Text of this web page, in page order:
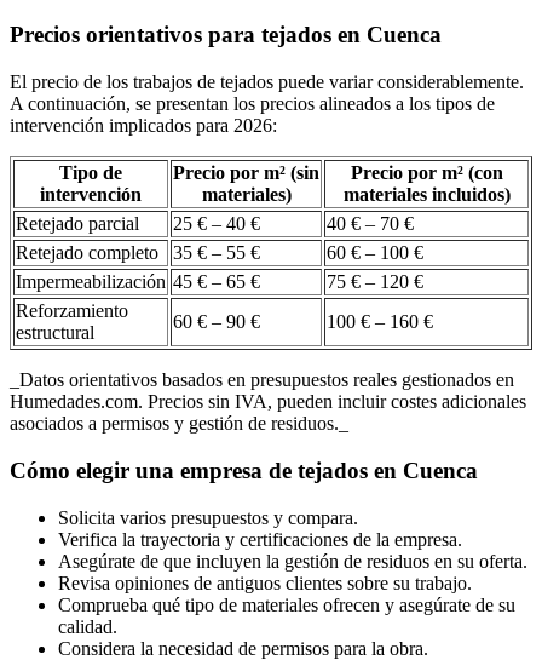
Precios orientativos para tejados en Cuenca
El precio de los trabajos de tejados puede variar considerablemente.
A continuación, se presentan los precios alineados a los tipos de
intervención implicados para 2026:
Tipo de
intervención
Precio por m² (sin
materiales)
Precio por m² (con
materiales incluidos)
Retejado parcial
25 € – 40 €
40 € – 70 €
Retejado completo
35 € – 55 €
60 € – 100 €
Impermeabilización 45 € – 65 €
75 € – 120 €
Reforzamiento
estructural
60 € – 90 € 100 € – 160 €
_Datos orientativos basados en presupuestos reales gestionados en
Humedades.com. Precios sin IVA, pueden incluir costes adicionales
asociados a permisos y gestión de residuos._
Cómo elegir una empresa de tejados en Cuenca
Solicita varios presupuestos y compara.
Verifica la trayectoria y certificaciones de la empresa.
Asegúrate de que incluyen la gestión de residuos en su oferta.
Revisa opiniones de antiguos clientes sobre su trabajo.
Comprueba qué tipo de materiales ofrecen y asegúrate de su
calidad.
Considera la necesidad de permisos para la obra.